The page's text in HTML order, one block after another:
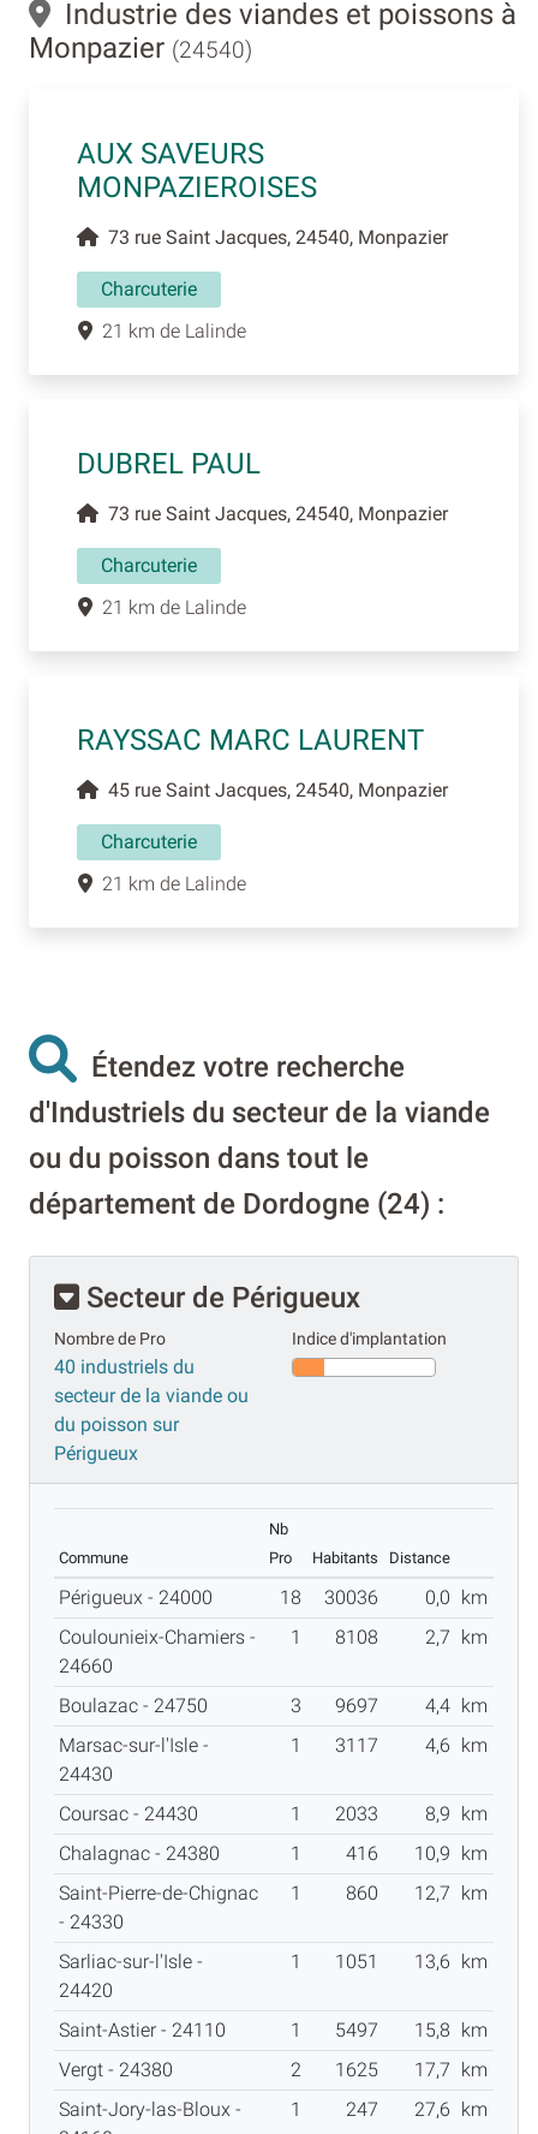
Industrie des viandes et poissons à
Monpazier (24540)
AUX SAVEURS
MONPAZIEROISES
73 rue Saint Jacques, 24540, Monpazier
Charcuterie
21 km de Lalinde
DUBREL PAUL
73 rue Saint Jacques, 24540, Monpazier
Charcuterie
21 km de Lalinde
RAYSSAC MARC LAURENT
45 rue Saint Jacques, 24540, Monpazier
Charcuterie
21 km de Lalinde
Étendez votre recherche
d'Industriels du secteur de la viande
ou du poisson dans tout le
département de Dordogne (24) :
Secteur de Périgueux
Nombre de Pro
40 industriels du
secteur de la viande ou
du poisson sur
Périgueux
Indice d'implantation
Commune
Nb
Pro
Habitants Distance
Périgueux - 24000 18 30036 0,0
km
Coulounieix-Chamiers -
24660
1 8108 2,7 km
Boulazac - 24750 3 9697 4,4 km
Marsac-sur-l'Isle -
24430
1 3117 4,6 km
Coursac - 24430 1 2033 8,9
km
Chalagnac - 24380
1 416 10,9
km
Saint-Pierre-de-Chignac
- 24330
1 860 12,7 km
Sarliac-sur-l'Isle -
24420
1 1051 13,6 km
Saint-Astier - 24110 1 5497 15,8
km
Vergt - 24380
2 1625 17,7
km
Saint-Jory-las-Bloux -
1 247 27,6 km